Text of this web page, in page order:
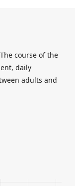
course of the
daily
adults and